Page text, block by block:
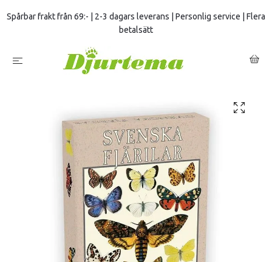
Spårbar frakt från 69:- | 2-3 dagars leverans | Personlig service | Flera
betalsätt